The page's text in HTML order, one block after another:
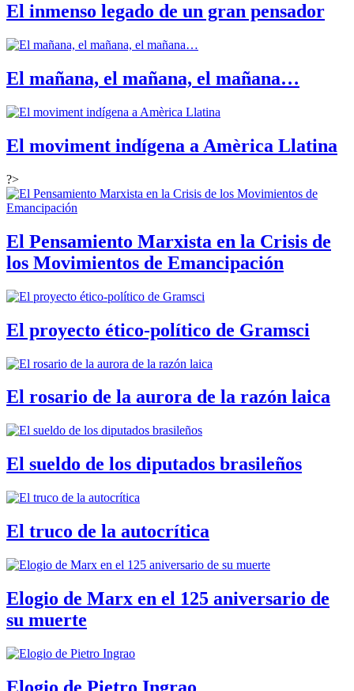
El inmenso legado de un gran pensador
El mañana, el mañana, el mañana…
El moviment indígena a Amèrica Llatina
?>
El Pensamiento Marxista en la Crisis de
los Movimientos de Emancipación
El proyecto ético-político de Gramsci
El rosario de la aurora de la razón laica
El sueldo de los diputados brasileños
El truco de la autocrítica
Elogio de Marx en el 125 aniversario de
su muerte
Elogio de Pietro Ingrao